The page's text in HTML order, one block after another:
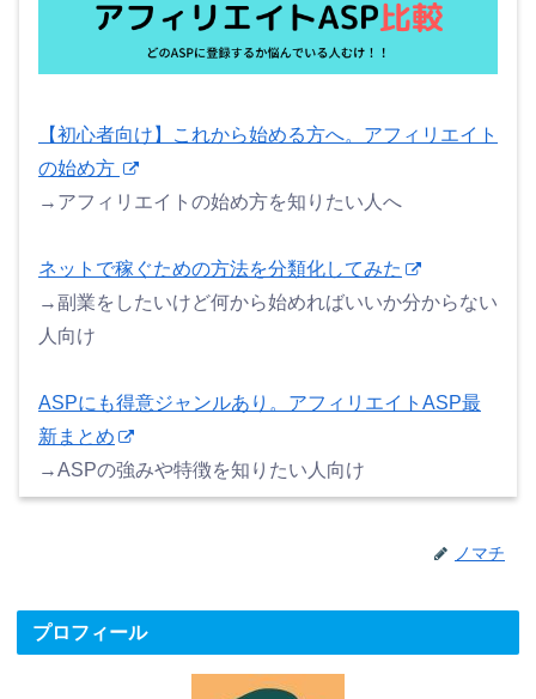
【初心者向け】これから始める方へ。アフィリエイト
の始め方
→アフィリエイトの始め方を知りたい人へ
ネットで稼ぐための方法を分類化してみた
→副業をしたいけど何から始めればいいか分からない
人向け
ASPにも得意ジャンルあり。アフィリエイトASP最
新まとめ
→ASPの強みや特徴を知りたい人向け
ノマチ
プロフィール